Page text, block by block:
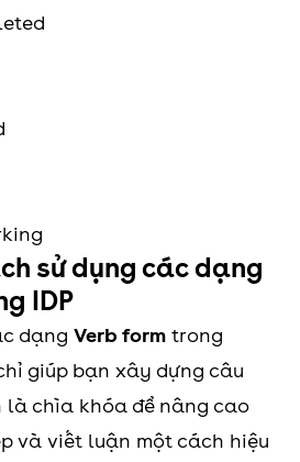
sử dụng các dạng
IDP
dạng Verb form trong
giúp bạn xây dựng câu
là chìa khóa để nâng cao
và viết luận một cách hiệu